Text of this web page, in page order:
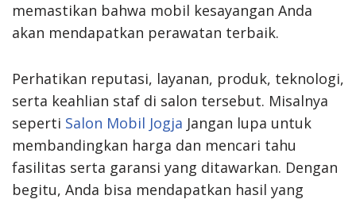
memastikan bahwa mobil kesayangan Anda
akan mendapatkan perawatan terbaik.
Perhatikan reputasi, layanan, produk, teknologi,
serta keahlian staf di salon tersebut. Misalnya
seperti Salon Mobil Jogja Jangan lupa untuk
membandingkan harga dan mencari tahu
fasilitas serta garansi yang ditawarkan. Dengan
begitu, Anda bisa mendapatkan hasil yang